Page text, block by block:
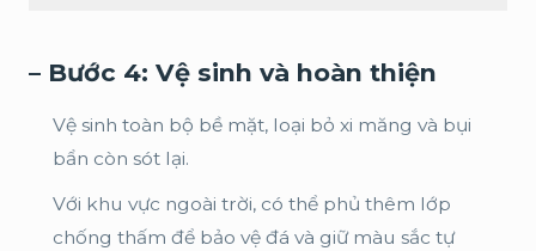
– Bước 4: Vệ sinh và hoàn thiện
Vệ sinh toàn bộ bề mặt, loại bỏ xi măng và bụi
bẩn còn sót lại.
Với khu vực ngoài trời, có thể phủ thêm lớp
chống thấm để bảo vệ đá và giữ màu sắc tự